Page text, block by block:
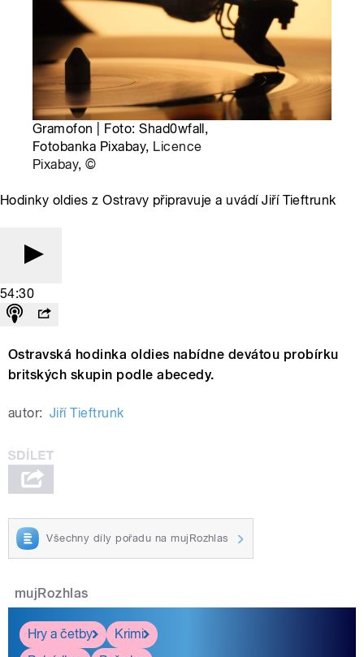
Gramofon | Foto: Shad0wfall,
Fotobanka Pixabay, Licence
Pixabay,©
Hodinky oldies z Ostravy připravuje a uvádí Jiří Tieftrunk
54:30
Ostravská hodinka oldies nabídne devátou probírku
britských skupin podle abecedy.
autor: Jiří Tieftrunk
Všechny díly pořadu na mujRozhlas
mujRozhlas
Hry a četby
Krimi